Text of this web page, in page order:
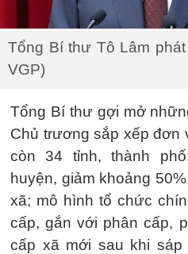
Tổng Bí thư Tô Lâm
VGP)
Tổng Bí thư gợi mở
Chủ trương sắp xếp đơn
còn 34 tỉnh, thành
huyện, giảm khoảng
xã; mô hình tổ chức
cấp, gắn với phân cấp,
cấp xã mới sau khi